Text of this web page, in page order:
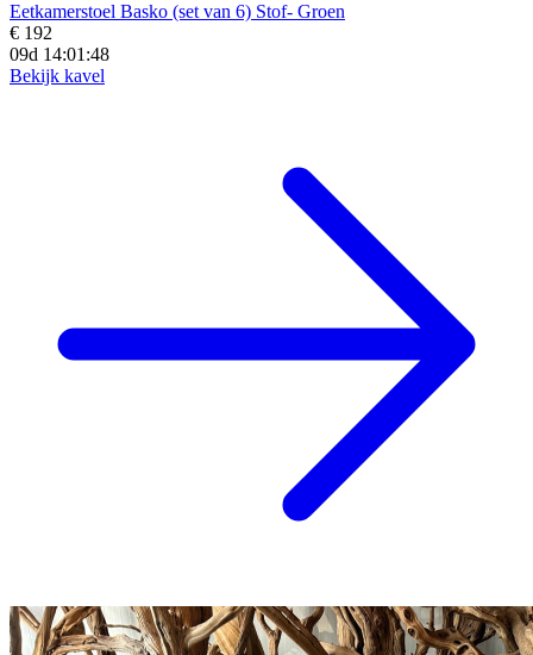
Eetkamerstoel Basko (set van 6) Stof- Groen
€ 192
09d 14:01:47
Bekijk kavel